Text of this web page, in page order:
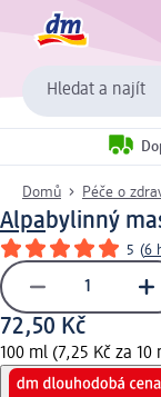
Hledat a najít
Domů Péče o
Alpabylinný
5 (6
72,50 Kč
100 ml (7,25 Kč za 10